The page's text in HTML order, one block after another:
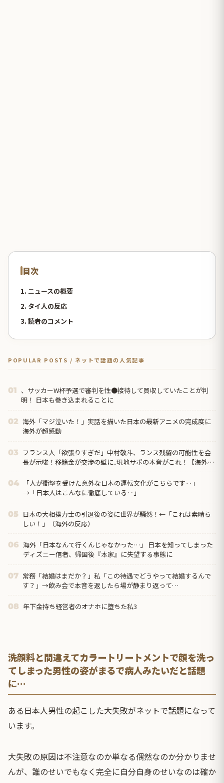
目次
1. ニュースの概要
2. タイ人の反応
3. 読者のコメント
POPULAR POSTS / ネットで話題の人気記事
01 、サッカーW杯予選で審判を性●接待して買収していたことが判
明！ 日本も巻き込まれることに
02 海外「マジ泣いた！」実話を描いた日本の最新アニメの完成度に
海外が超感動
03 フランス人「欲張りすぎだ」中村敬斗、ランス残留の可能性を会
長が示唆！移籍金が交渉の壁に..現地サポの本音がこれ！【海外の
04
「人が衝撃を受けた意外な日本の運転文化がこちらです‥」
→「日本人はこんなに徹底している‥」
05 日本の大相撲力士の引退後の姿に世界が騒然！←「これは素晴ら
しい！」（海外の反応）
06 海外「日本なんて行くんじゃなかった…」 日本を知ってしまった
ディズニー信者、帰国後『本家』に失望する事態に
07 常務「結婚はまだか？」私「この待遇でどうやって結婚するんで
す？」→飲み会で本音を返したら場が静まり返って…
08 年下金持ち経営者のオナホに堕ちた私3
洗顔料と間違えてカラートリートメントで顔を洗っ
てしまった男性の姿がまるで病人みたいだと話題
に…
ある日本人男性の起こした大失敗がネットで話題になって
います。
大失敗の原因は不注意なのか単なる偶然なのか分かりませ
んが、誰のせいでもなく完全に自分自身のせいなのは確か